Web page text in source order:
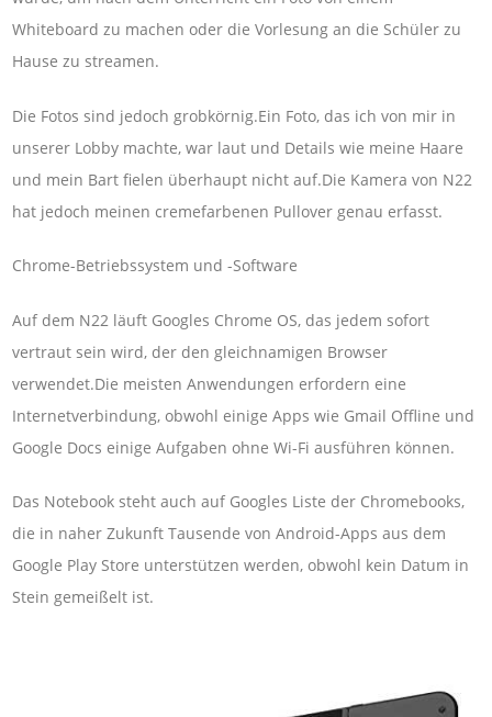
Whiteboard zu machen oder die Vorlesung an die Schüler zu
Hause zu streamen.
Die Fotos sind jedoch grobkörnig.Ein Foto, das ich von mir in
unserer Lobby machte, war laut und Details wie meine Haare
und mein Bart fielen überhaupt nicht auf.Die Kamera von N22
hat jedoch meinen cremefarbenen Pullover genau erfasst.
Chrome-Betriebssystem und -Software
Auf dem N22 läuft Googles Chrome OS, das jedem sofort
vertraut sein wird, der den gleichnamigen Browser
verwendet.Die meisten Anwendungen erfordern eine
Internetverbindung, obwohl einige Apps wie Gmail Offline und
Google Docs einige Aufgaben ohne Wi-Fi ausführen können.
Das Notebook steht auch auf Googles Liste der Chromebooks,
die in naher Zukunft Tausende von Android-Apps aus dem
Google Play Store unterstützen werden, obwohl kein Datum in
Stein gemeißelt ist.